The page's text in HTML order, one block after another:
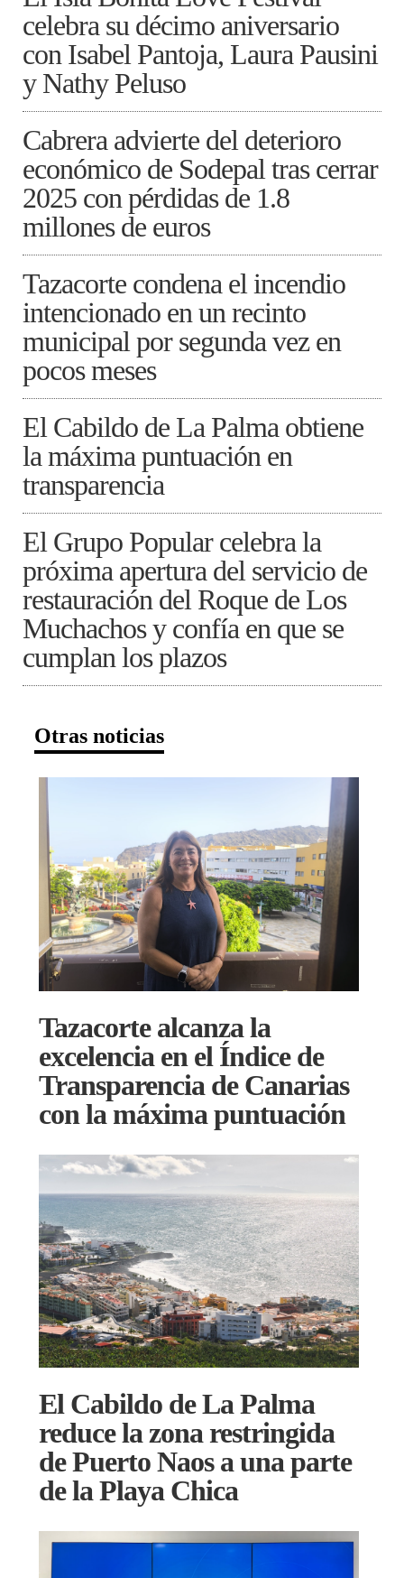
celebra su décimo aniversario
con Isabel Pantoja, Laura Pausini
y Nathy Peluso
Cabrera advierte del deterioro
económico de Sodepal tras cerrar
2025 con pérdidas de 1.8
millones de euros
Tazacorte condena el incendio
intencionado en un recinto
municipal por segunda vez en
pocos meses
El Cabildo de La Palma obtiene
la máxima puntuación en
transparencia
El Grupo Popular celebra la
próxima apertura del servicio de
restauración del Roque de Los
Muchachos y confía en que se
cumplan los plazos
Otras noticias
Tazacorte alcanza la
excelencia en el Índice de
Transparencia de Canarias
con la máxima puntuación
El Cabildo de La Palma
reduce la zona restringida
de Puerto Naos a una parte
de la Playa Chica